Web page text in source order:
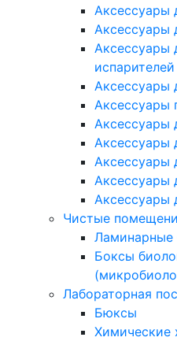
Аксессуары
Аксессуары
Аксессуары
испарителей
Аксессуары
Аксессуары
Аксессуары
Аксессуары
Аксессуары
Аксессуары
Аксессуары
Чистые
Ламинарные
Боксы
Лабораторная
Бюксы
Химические